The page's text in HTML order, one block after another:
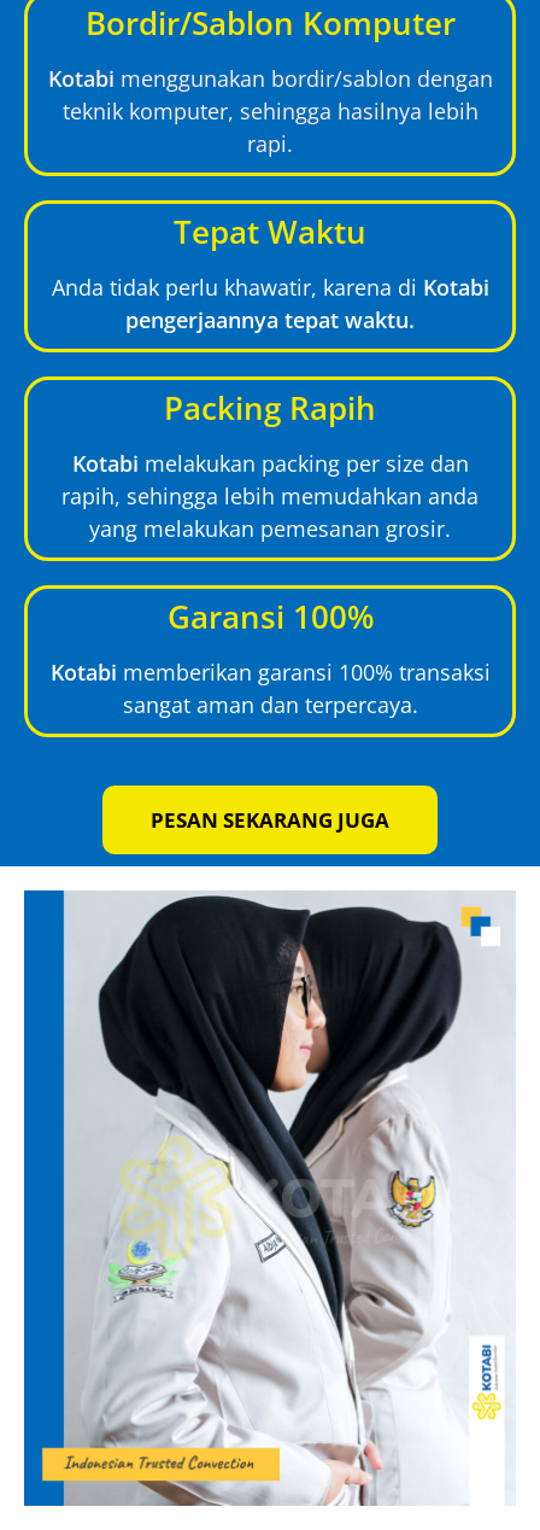
Bordir/Sablon Komputer
Kotabi menggunakan bordir/sablon dengan
teknik komputer, sehingga hasilnya lebih
rapi.
Tepat Waktu
Anda tidak perlu khawatir, karena di Kotabi
pengerjaannya tepat waktu.
Packing Rapih
Kotabi melakukan packing per size dan
rapih, sehingga lebih memudahkan anda
yang melakukan pemesanan grosir.
Garansi 100%
Kotabi memberikan garansi 100% transaksi
sangat aman dan terpercaya.
PESAN SEKARANG JUGA